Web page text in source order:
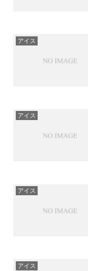
アイス
アイス
アイス
アイス